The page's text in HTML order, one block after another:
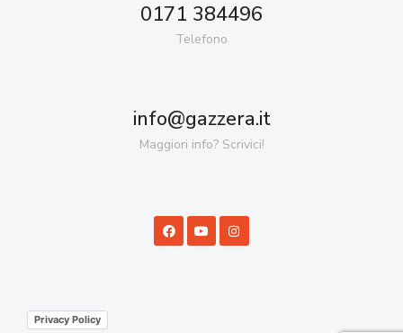
0171 384496
Telefono
info@gazzera.it
Maggiori info? Scrivici!
Privacy Policy